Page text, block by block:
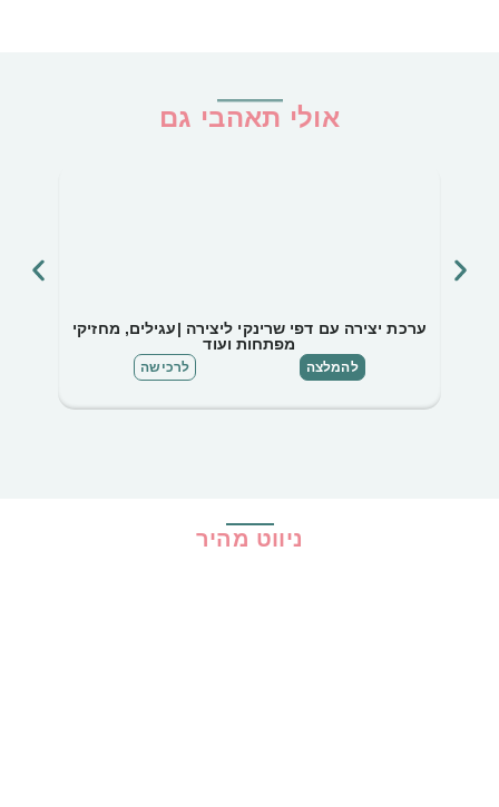
אולי תאהבי גם
ערכת יצירה עם דפי שרינקי ליצירה |עגילים, מחזיקי
מפתחות ועוד
להמלצה לרכישה
ניווט מהיר